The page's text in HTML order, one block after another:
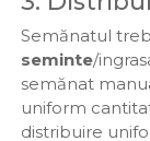
Semănatul
seminte/
semănat
uniform
distribuire